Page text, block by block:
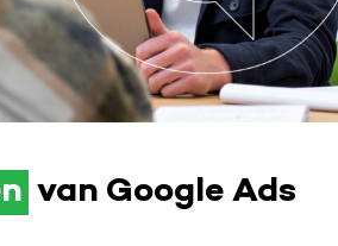
van Google Ads